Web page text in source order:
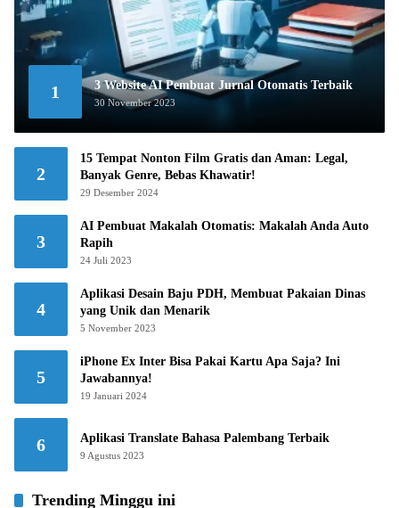
1 3 Website AI Pembuat Jurnal Otomatis Terbaik
30 November 2023
2
15 Tempat Nonton Film Gratis dan Aman: Legal,
Banyak Genre, Bebas Khawatir!
29 Desember 2024
3
AI Pembuat Makalah Otomatis: Makalah Anda Auto
Rapih
24 Juli 2023
4
Aplikasi Desain Baju PDH, Membuat Pakaian Dinas
yang Unik dan Menarik
5 November 2023
5
iPhone Ex Inter Bisa Pakai Kartu Apa Saja? Ini
Jawabannya!
19 Januari 2024
6 Aplikasi Translate Bahasa Palembang Terbaik
9 Agustus 2023
Trending Minggu ini